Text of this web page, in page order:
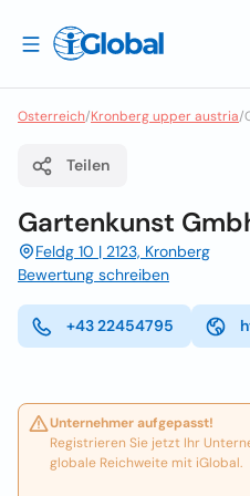
Osterreich/Kronberg upper austria/
Teilen
Gartenkunst
Feldg 10 | 2123, Kronberg
Bewertung schreiben
+43 22454795
Unternehmer aufgepasst!
Registrieren Sie jetzt Ihr
globale Reichweite mit iGlobal.